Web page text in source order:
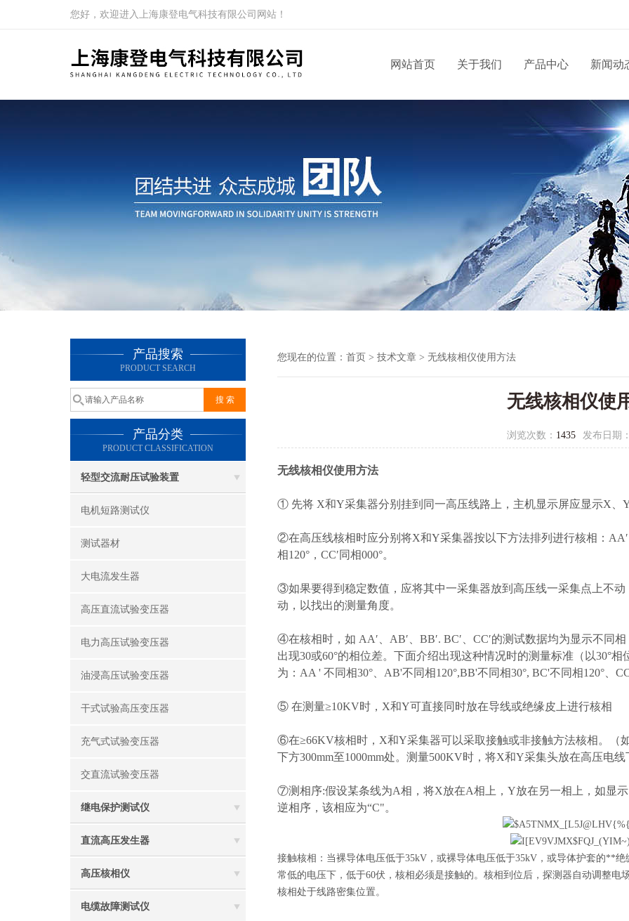
您好，欢迎进入上海康登电气科技有限公司网站！
网站首页 关于我们 产品中心 新闻动
产品搜索
PRODUCT SEARCH
产品分类
PRODUCT CLASSIFICATION
轻型交流耐压试验装置
电机短路测试仪
测试器材
大电流发生器
高压直流试验变压器
电力高压试验变压器
油浸高压试验变压器
干式试验高压变压器
充气式试验变压器
交直流试验变压器
继电保护测试仪
直流高压发生器
高压核相仪
电缆故障测试仪
您现在的位置： 首页 > 技术文章 > 无线核相仪使用方法
无线核相仪使
浏览次数： 1435 发布日期
无线核相仪使用方法
① 先将 X和Y采集器分别挂到同一高压线路上，主机显示屏应显示X、
②在高压线核相时应分别将X和Y采集器按以下方法排列进行核相：AA′
相120°，CC′同相000°。
③如果要得到稳定数值，应将其中一采集器放到高压线一采集点上不
动，以找出的测量角度。
④在核相时，如 AA′、AB′、BB′. BC′、CC′的测试数据均为显示不同
出现30或60°的相位差。下面介绍出现这种情况时的测量标准（以30°
为：AA ' 不同相30°、AB'不同相120°,BB'不同相30°, BC'不同相120°、
⑤ 在测量≥10KV时，X和Y可直接同时放在导线或绝缘皮上进行核相
⑥在≥66KV核相时，X和Y采集器可以采取接触或非接触方法核相。（
下方300mm至1000mm处。测量500KV时，将X和Y采集头放在高压电
⑦测相序:假设某条线为A相，将X放在A相上，Y放在另一相上，如显示
逆相序，该相应为“C"。
接触核相：当裸导体电压低于35kV，或裸导体电压低于35kV，或导体护套的**
常低的电压下，低于60伏，核相必须是接触的。核相到位后，探测器自动调整
核相处于线路密集位置。